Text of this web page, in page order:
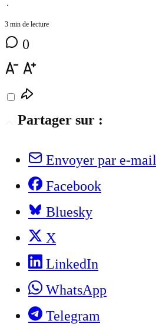
⋅
3 min de lecture
0
Partager sur :
Envoyer par e-mail
Facebook
Bluesky
X
LinkedIn
WhatsApp
Telegram